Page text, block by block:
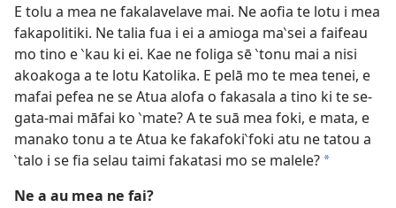
E tolu a mea ne fakalavelave mai. Ne aofia te lotu i mea
fakapolitiki. Ne talia fua i ei a amioga ma‵sei a faifeau
mo tino e ‵kau ki ei. Kae ne foliga sē ‵tonu mai a nisi
akoakoga a te lotu Katolika. E pelā mo te mea tenei, e
mafai pefea ne se Atua alofa o fakasala a tino ki te se-
gata-mai māfai ko ‵mate? A te suā mea foki, e mata, e
manako tonu a te Atua ke fakafoki‵foki atu ne tatou a
‵talo i se fia selau taimi fakatasi mo se malele? *
Ne a au mea ne fai?